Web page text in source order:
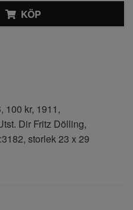
KÖP
100 kr, 1911,
Dir Fritz Dölling,
storlek 23 x 29